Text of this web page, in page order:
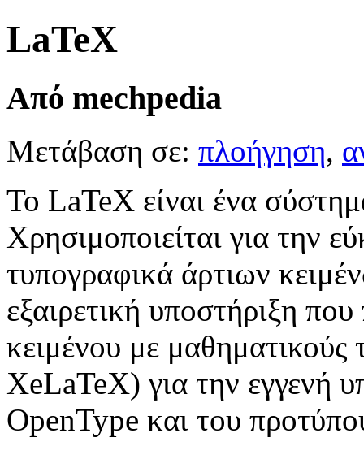
LaTeX
Από mechpedia
Μετάβαση σε: πλοήγηση,
Το LaTeX είναι ένα
Χρησιμοποιείται για την
τυπογραφικά άρτιων
εξαιρετική υποστήριξη
κειμένου με
XeLaTeX) για την εγγενή
OpenType και του